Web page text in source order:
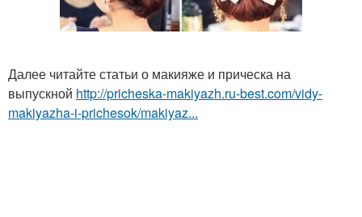
Далее читайте статьи о макияже и прическа на
выпускной http://pricheska-makiyazh.ru-best.com/vidy-
makiyazha-i-prichesok/makiyaz...